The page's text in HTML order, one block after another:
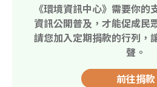
《環境資訊中心》需要你的
資訊公開普及，才能促成民
請您加入定期捐款的行列，
聲。
前往捐款